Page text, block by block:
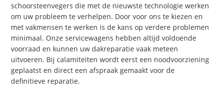
schoorsteenvegers die met de nieuwste technologie werken
om uw probleem te verhelpen. Door voor ons te kiezen en
met vakmensen te werken is de kans op verdere problemen
minimaal. Onze servicewagens hebben altijd voldoende
voorraad en kunnen uw dakreparatie vaak meteen
uitvoeren. Bij calamiteiten wordt eerst een noodvoorziening
geplaatst en direct een afspraak gemaakt voor de
definitieve reparatie.